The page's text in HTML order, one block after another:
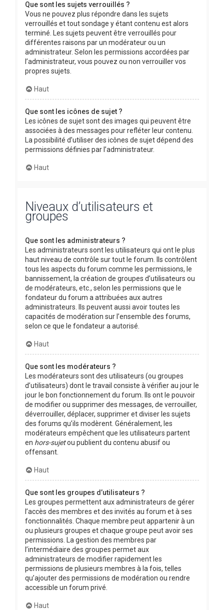
Que sont les sujets verrouillés ?
Vous ne pouvez plus répondre dans les sujets
verrouillés et tout sondage y étant contenu est alors
terminé. Les sujets peuvent être verrouillés pour
différentes raisons par un modérateur ou un
administrateur. Selon les permissions accordées par
l’administrateur, vous pouvez ou non verrouiller vos
propres sujets.
Haut
Que sont les icônes de sujet ?
Les icônes de sujet sont des images qui peuvent être
associées à des messages pour refléter leur contenu.
La possibilité d’utiliser des icônes de sujet dépend des
permissions définies par l’administrateur.
Haut
Niveaux d’utilisateurs et
groupes
Que sont les administrateurs ?
Les administrateurs sont les utilisateurs qui ont le plus
haut niveau de contrôle sur tout le forum. Ils contrôlent
tous les aspects du forum comme les permissions, le
bannissement, la création de groupes d’utilisateurs ou
de modérateurs, etc., selon les permissions que le
fondateur du forum a attribuées aux autres
administrateurs. Ils peuvent aussi avoir toutes les
capacités de modération sur l’ensemble des forums,
selon ce que le fondateur a autorisé.
Haut
Que sont les modérateurs ?
Les modérateurs sont des utilisateurs (ou groupes
d’utilisateurs) dont le travail consiste à vérifier au jour le
jour le bon fonctionnement du forum. Ils ont le pouvoir
de modifier ou supprimer des messages, de verrouiller,
déverrouiller, déplacer, supprimer et diviser les sujets
des forums qu’ils modèrent. Généralement, les
modérateurs empêchent que les utilisateurs partent
en hors-sujetou publient du contenu abusif ou
offensant.
Haut
Que sont les groupes d’utilisateurs ?
Les groupes permettent aux administrateurs de gérer
l’accès des membres et des invités au forum et à ses
fonctionnalités. Chaque membre peut appartenir à un
ou plusieurs groupes et chaque groupe peut avoir ses
permissions. La gestion des membres par
l’intermédiaire des groupes permet aux
administrateurs de modifier rapidement les
permissions de plusieurs membres à la fois, telles
qu’ajouter des permissions de modération ou rendre
accessible un forum privé.
Haut